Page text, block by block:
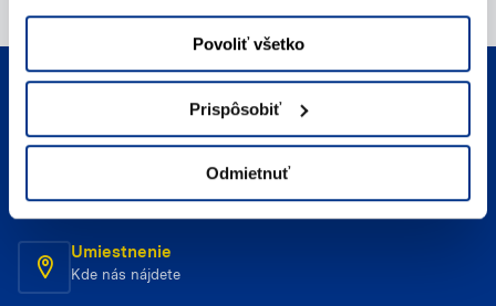
Povoliť všetko
Prispôsobiť
Odmietnuť
E-mailový kontakt
Umiestnenie
Kde nás nájdete